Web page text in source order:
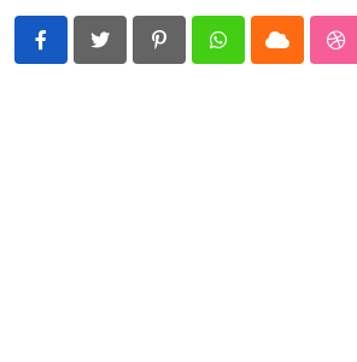
PinterestWhatsappCloud